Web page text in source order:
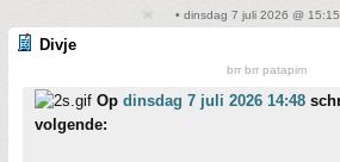
• dinsdag 7 juli 2026 @
Divje
brr brr patapim
Op dinsdag 7 juli 2026 14:48
volgende: